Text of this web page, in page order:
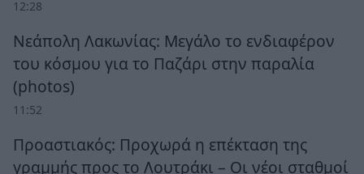
12:28
Νεάπολη Λακωνίας: Μεγάλο το ενδιαφέρον
του κόσμου για το Παζάρι στην παραλία
(photos)
11:52
Προαστιακός: Προχωρά η επέκταση της
γραμμής προς το Λουτράκι – Οι νέοι σταθμοί